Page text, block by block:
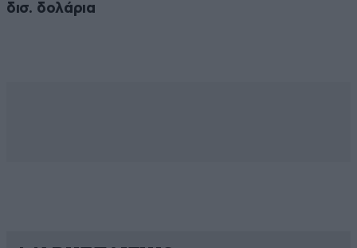
δισ. δολάρια